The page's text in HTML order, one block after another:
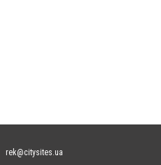
rek@citysites.ua